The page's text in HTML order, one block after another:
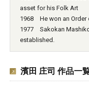
asset for his Folk Art
1968 He won an Order
1977 Sakokan
established.
濱田 庄司 作品一